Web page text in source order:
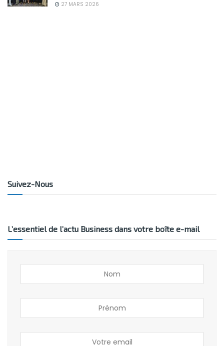
27 MARS 2026
Suivez-Nous
L’essentiel de l’actu Business dans votre boîte e-mail